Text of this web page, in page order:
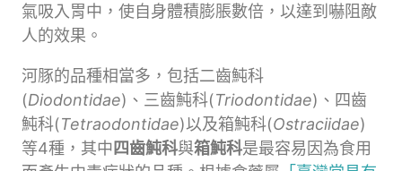
氣吸入胃中，使自身體積膨脹數倍，以達到嚇阻敵
人的效果。
河豚的品種相當多，包括二齒魨科
(Diodontidae)、三齒魨科(Triodontidae)、四齒
魨科(Tetraodontidae)以及箱魨科(Ostraciidae)
等4種，其中四齒魨科與箱魨科是最容易因為食用